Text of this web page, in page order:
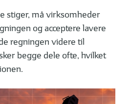
stiger, må virk­som­heder
og acceptere lavere
regningen videre til
begge dele ofte, hvilket